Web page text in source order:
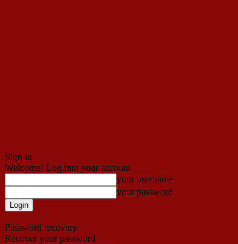
Sign in
Welcome! Log into your account
your username
your password
Password recovery
Recover your password